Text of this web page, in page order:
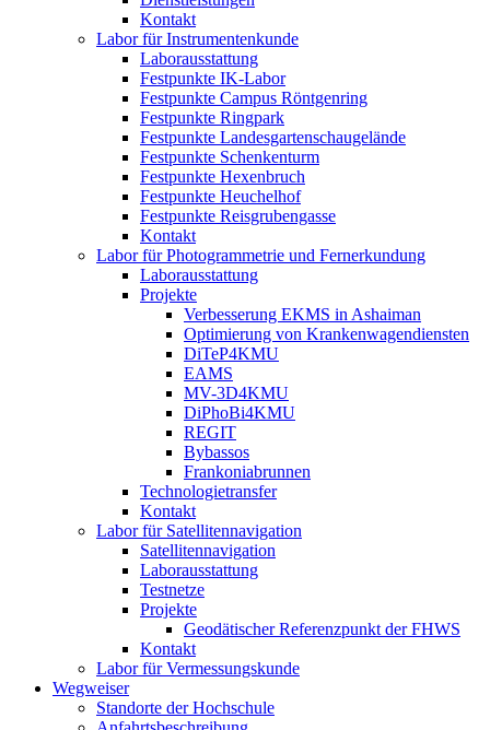
Kontakt
Labor für Instrumentenkunde
Laborausstattung
Festpunkte IK-Labor
Festpunkte Campus Röntgenring
Festpunkte Ringpark
Festpunkte Landesgartenschaugelände
Festpunkte Schenkenturm
Festpunkte Hexenbruch
Festpunkte Heuchelhof
Festpunkte Reisgrubengasse
Kontakt
Labor für Photogrammetrie und Fernerkundung
Laborausstattung
Projekte
Verbesserung EKMS in Ashaiman
Optimierung von Krankenwagendiensten
DiTeP4KMU
EAMS
MV-3D4KMU
DiPhoBi4KMU
REGIT
Bybassos
Frankoniabrunnen
Technologietransfer
Kontakt
Labor für Satellitennavigation
Satellitennavigation
Laborausstattung
Testnetze
Projekte
Geodätischer Referenzpunkt der FHWS
Kontakt
Labor für Vermessungskunde
Wegweiser
Standorte der Hochschule